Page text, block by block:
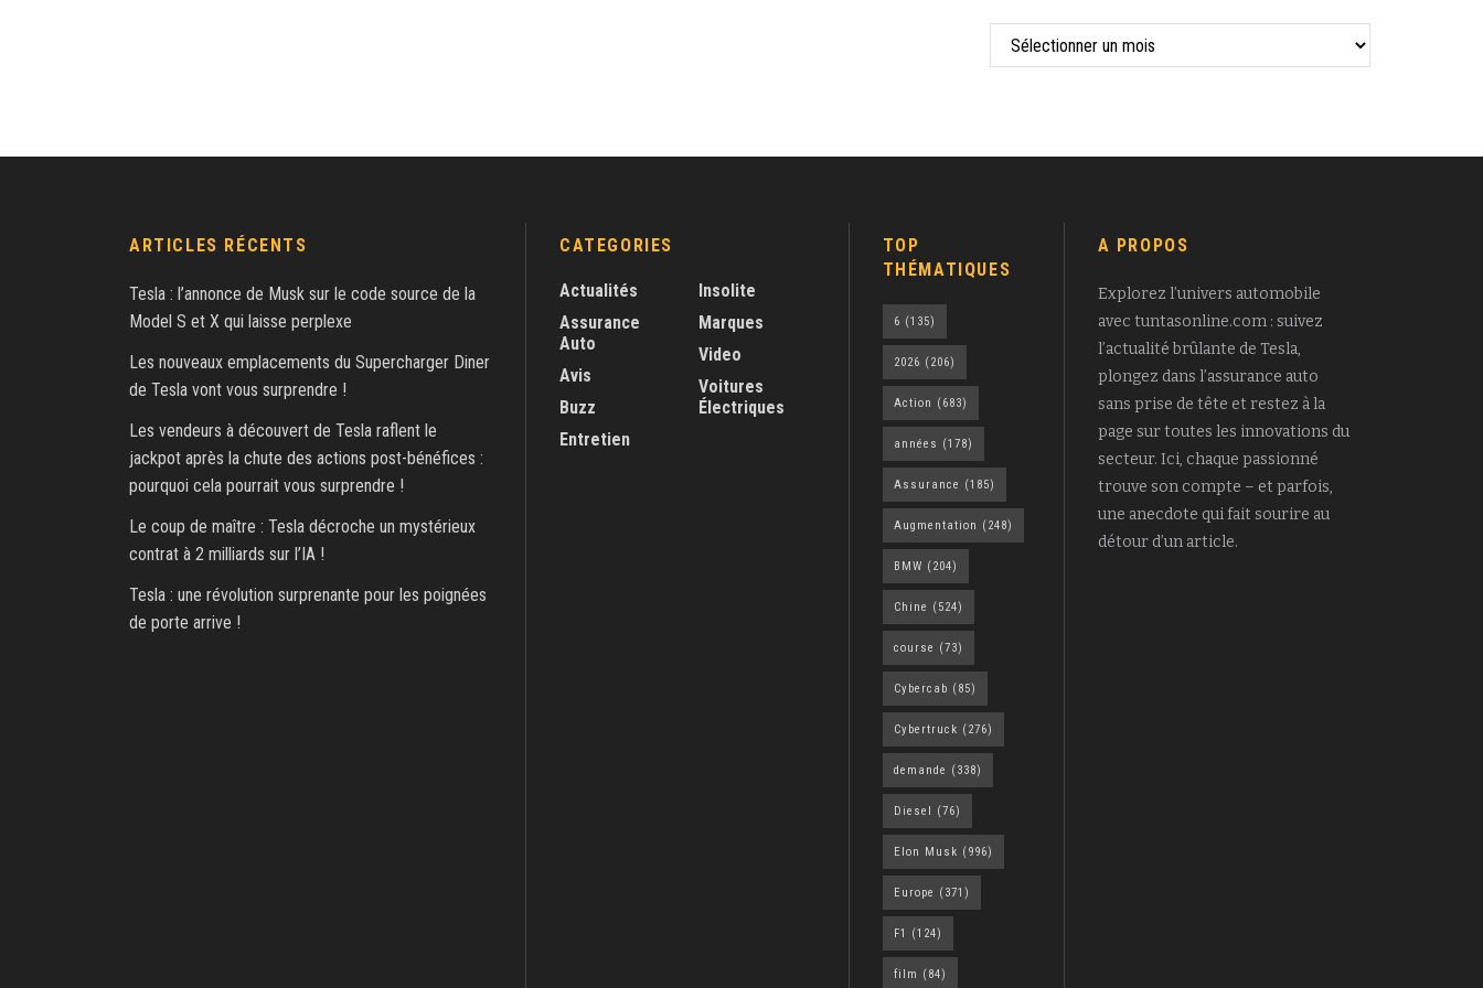
ARTICLES RÉCENTS
Tesla : l’annonce de Musk sur le code source de la
Model S et X qui laisse perplexe
Les nouveaux emplacements du Supercharger Diner
de Tesla vont vous surprendre !
Les vendeurs à découvert de Tesla raflent le
jackpot après la chute des actions post-bénéfices :
pourquoi cela pourrait vous surprendre !
Le coup de maître : Tesla décroche un mystérieux
contrat à 2 milliards sur l’IA !
Tesla : une révolution surprenante pour les poignées
de porte arrive !
CATEGORIES
Actualités
Assurance
Auto
Avis
Buzz
Entretien
Insolite
Marques
Video
Voitures
Électriques
TOP
THÉMATIQUES
6 (135)
2026 (206)
Action (683)
années (178)
Assurance (185)
Augmentation (248)
BMW (204)
Chine (524)
course (73)
Cybercab (85)
Cybertruck (276)
demande (338)
Diesel (76)
Elon Musk (996)
Europe (371)
F1 (124)
film (84)
A PROPOS
Explorez l’univers automobile
avec tuntasonline.com : suivez
l’actualité brûlante de Tesla,
plongez dans l’assurance auto
sans prise de tête et restez à la
page sur toutes les innovations du
secteur. Ici, chaque passionné
trouve son compte – et parfois,
une anecdote qui fait sourire au
détour d’un article.